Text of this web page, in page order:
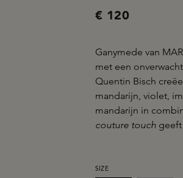
€ 120
Ganymede van
met een
Quentin Bisch
mandarijn, violet,
mandarijn in
couture touch geeft
SELECTEER
SIZE